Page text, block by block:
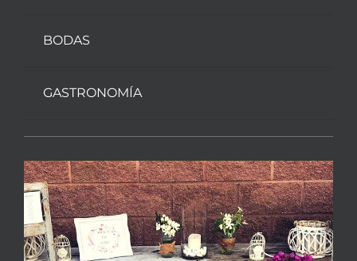
BODAS
GASTRONOMÍA